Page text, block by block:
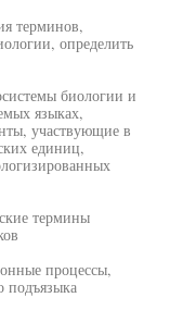
терминов,
определить
биологии и
языках,
участвующие в
единиц,
термины
процессы,
подъязыка